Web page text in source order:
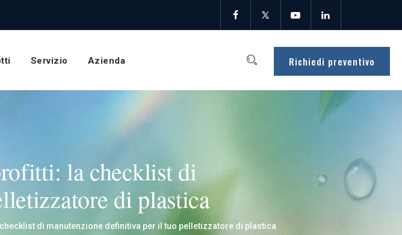
Richiedi preventivo
Servizio Azienda
la checklist di
di plastica
di manutenzione definitiva per il tuo pelletizzatore di plastica